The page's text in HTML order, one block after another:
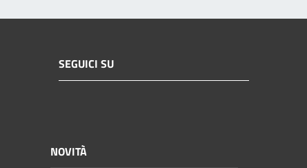
SEGUICI SU
NOVITÀ